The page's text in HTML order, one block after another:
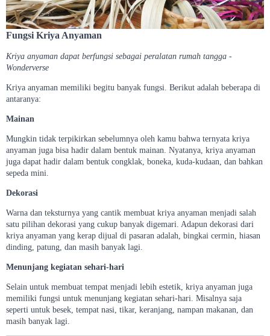
Fungsi Kriya Anyaman
Kriya anyaman dapat berfungsi sebagai peralatan rumah tangga -
Wonderverse
Kriya anyaman memiliki begitu banyak fungsi. Berikut adalah beberapa di
antaranya:
Mainan
Mungkin tidak terpikirkan sebelumnya oleh kamu bahwa ternyata kriya
anyaman juga bisa hadir dalam bentuk mainan. Nyatanya, kriya anyaman
juga dapat hadir dalam bentuk congklak, boneka, kuda-kudaan, dan bahkan
sepeda mini.
Dekorasi
Warna dan teksturnya yang cantik membuat kriya anyaman menjadi salah
satu pilihan dekorasi yang cukup banyak digemari. Adapun dekorasi dari
kriya anyaman yang kerap dijual di pasaran adalah, bingkai cermin, hiasan
dinding, patung, dan masih banyak lagi.
Menunjang kegiatan sehari-hari
Selain untuk membuat tempat menjadi lebih estetik, kriya anyaman juga
memiliki fungsi untuk menunjang kegiatan sehari-hari. Misalnya saja
seperti untuk besek, tempat nasi, tikar, keranjang, nampan makanan, dan
masih banyak lagi.